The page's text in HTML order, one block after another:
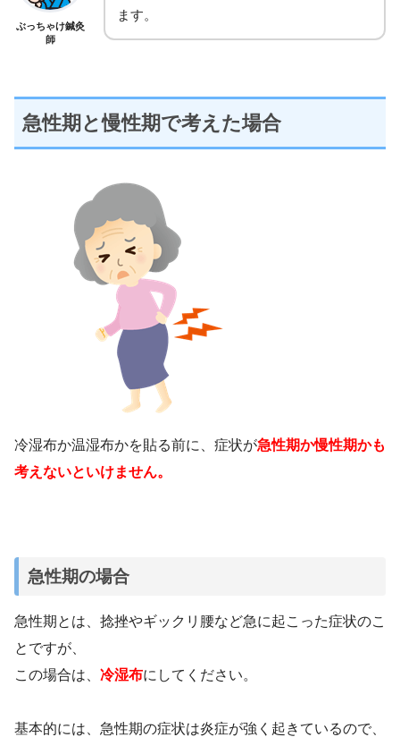
ぶっちゃけ鍼灸
師
ます。
急性期と慢性期で考えた場合
冷湿布か温湿布かを貼る前に、症状が急性期か慢性期かも
考えないといけません。
急性期の場合
急性期とは、捻挫やギックリ腰など急に起こった症状のこ
とですが、
この場合は、 冷湿布にしてください。
基本的には、急性期の症状は炎症が強く起きているので、